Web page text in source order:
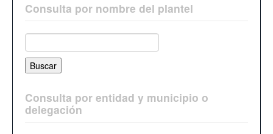
Consulta por nombre del plantel
Consulta por entidad y municipio o
delegación